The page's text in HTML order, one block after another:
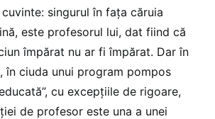
singurul în fața căruia
este profesorul lui, dat fiind că
împărat nu ar fi împărat. Dar în
în ciuda unui program pompos
cu excepțiile de rigoare,
de profesor este una a unei